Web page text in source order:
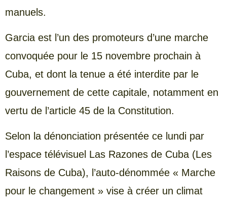
manuels.
Garcia est l’un des promoteurs d’une marche
convoquée pour le 15 novembre prochain à
Cuba, et dont la tenue a été interdite par le
gouvernement de cette capitale, notamment en
vertu de l’article 45 de la Constitution.
Selon la dénonciation présentée ce lundi par
l’espace télévisuel Las Razones de Cuba (Les
Raisons de Cuba), l’auto-dénommée « Marche
pour le changement » vise à créer un climat